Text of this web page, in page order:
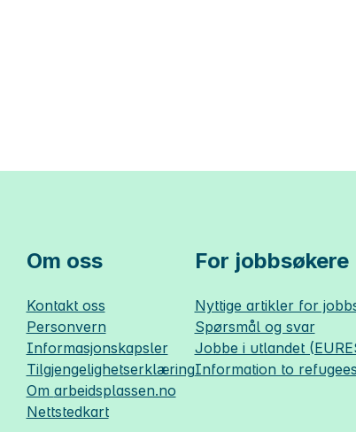
Om oss
Kontakt oss
Personvern
Informasjonskapsler
Tilgjengelighetserklæring
Om arbeidsplassen.no
Nettstedkart
For jobbsøkere
Nyttige artikler for
Spørsmål og svar
Jobbe i utlandet
Information to